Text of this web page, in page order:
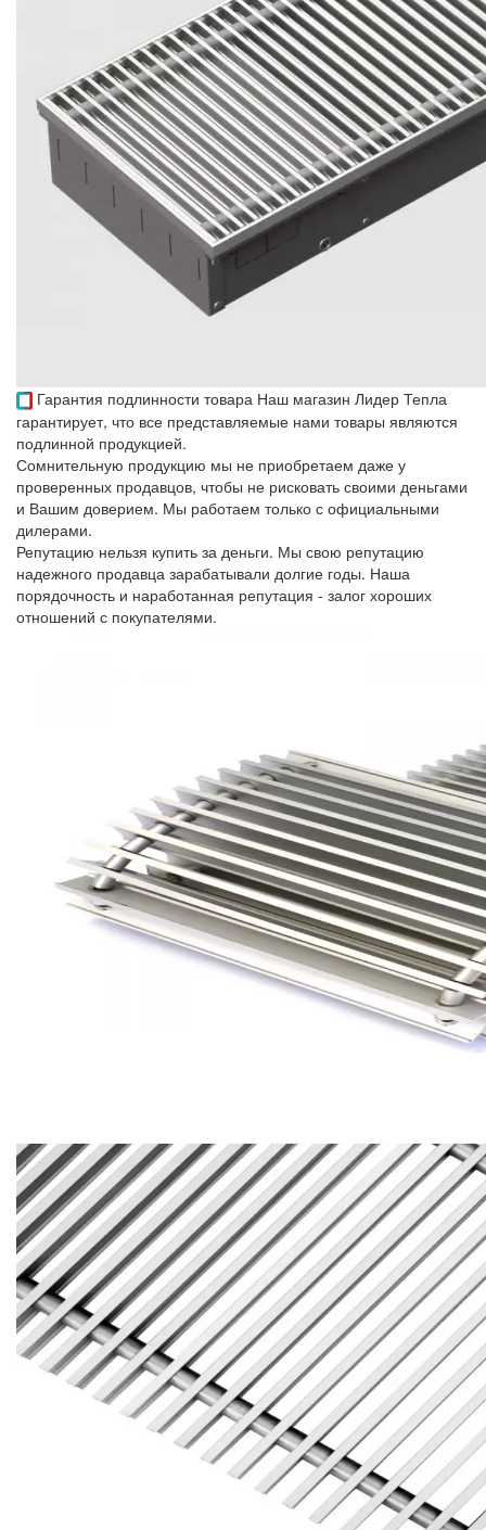
Гарантия подлинности товара Наш магазин Лидер Тепла
гарантирует, что все представляемые нами товары являются
подлинной продукцией.
Сомнительную продукцию мы не приобретаем даже у
проверенных продавцов, чтобы не рисковать своими деньгами
и Вашим доверием. Мы работаем только с официальными
дилерами.
Репутацию нельзя купить за деньги. Мы свою репутацию
надежного продавца зарабатывали долгие годы. Наша
порядочность и наработанная репутация - залог хороших
отношений с покупателями.